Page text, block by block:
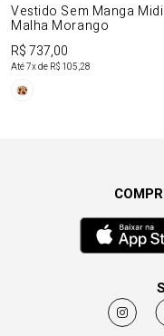
Vestido Sem Manga Midi
Malha Morango
R$ 737,00
Até7x de R$ 105,28